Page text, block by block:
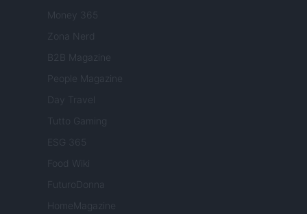
Money 365
Zona Nerd
B2B Magazine
People Magazine
Day Travel
Tutto Gaming
ESG 365
Food Wiki
FuturoDonna
HomeMagazine